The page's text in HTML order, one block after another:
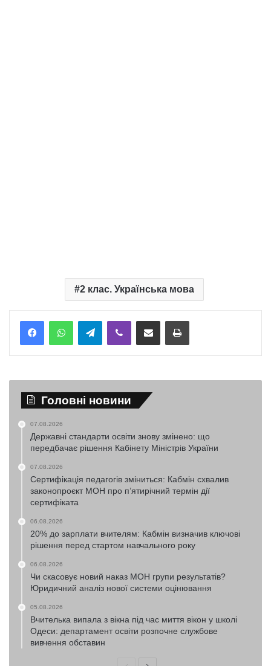
2 клас. Українська мова
TelegramViber Надіслати електронною поштоюНадрукувати
Головні новини
07.08.2026
Державні стандарти освіти знову змінено: що
передбачає рішення Кабінету Міністрів України
07.08.2026
Сертифікація педагогів зміниться: Кабмін схвалив
законопроєкт МОН про п’ятирічний термін дії
сертифіката
06.08.2026
20% до зарплати вчителям: Кабмін визначив ключові
рішення перед стартом навчального року
06.08.2026
Чи скасовує новий наказ МОН групи результатів?
Юридичний аналіз нової системи оцінювання
05.08.2026
Вчителька випала з вікна під час миття вікон у школі
Одеси: департамент освіти розпочне службове
вивчення обставин